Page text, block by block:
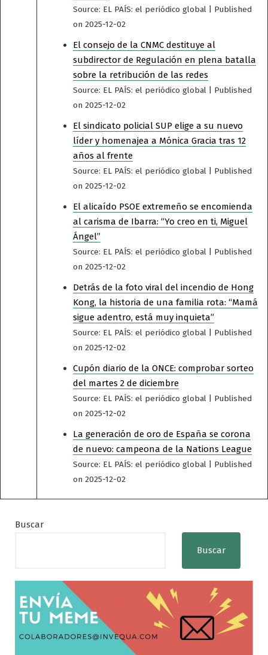
Source: EL PAÍS: el periódico global
Published
on 2025-12-02
El consejo de la CNMC destituye al
subdirector de Regulación en plena batalla
sobre la retribución de las redes
Source: EL PAÍS: el periódico global
Published
on 2025-12-02
El sindicato policial SUP elige a su nuevo
líder y homenajea a Mónica Gracia tras 12
años al frente
Source: EL PAÍS: el periódico global
Published
on 2025-12-02
El alicaído PSOE extremeño se encomienda
al carisma de Ibarra: “Yo creo en ti, Miguel
Ángel”
Source: EL PAÍS: el periódico global
Published
on 2025-12-02
Detrás de la foto viral del incendio de Hong
Kong, la historia de una familia rota: “Mamá
sigue adentro, está muy inquieta”
Source: EL PAÍS: el periódico global
Published
on 2025-12-02
Cupón diario de la ONCE: comprobar sorteo
del martes 2 de diciembre
Source: EL PAÍS: el periódico global
Published
on 2025-12-02
La generación de oro de España se corona
de nuevo: campeona de la Nations League
Source: EL PAÍS: el periódico global
Published
on 2025-12-02
Buscar
Buscar